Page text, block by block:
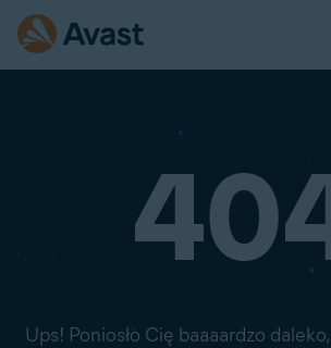
Ups! Poniosło Cię baaaardzo